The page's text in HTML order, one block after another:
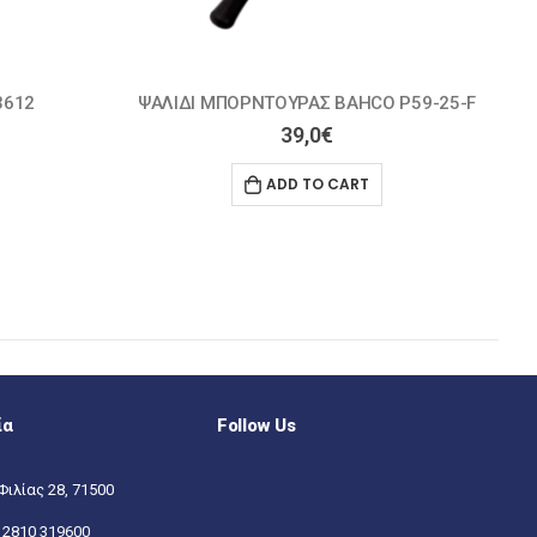
25-F ΨΑΛΙΔΙ ΤΡΥΓΟΥ ARS ΚΥΡΤΟ 4cm 310
9,2€
ADD TO CART
28, 71500
2810 319600
Follow Us